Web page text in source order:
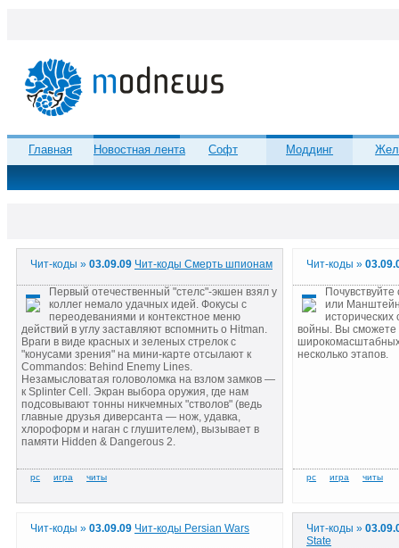
Главная Новостная лента Софт Моддинг
Чит-коды » 03.09.09 Чит-коды Смерть шпионам
Первый отечественный "стелс"-экшен взял у
коллег немало удачных идей. Фокусы с
переодеваниями и контекстное меню
действий в углу заставляют вспомнить о Hitman.
Враги в виде красных и зеленых стрелок с
"конусами зрения" на мини-карте отсылают к
Commandos: Behind Enemy Lines.
Незамысловатая головоломка на взлом замков —
к Splinter Cell. Экран выбора оружия, где нам
подсовывают тонны никчемных "стволов" (ведь
главные друзья диверсанта — нож, удавка,
хлороформ и наган с глушителем), вызывает в
памяти Hidden & Dangerous 2.
Чит-коды »
или
войны. Вы сможете
несколько этапов.
Чит-коды » 03.09.09 Чит-коды Persian Wars Чит-коды »
State